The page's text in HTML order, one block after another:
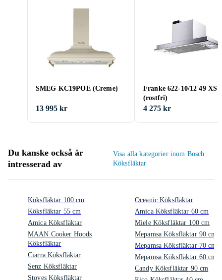
SMEG KC19POE (Creme)
13 995 kr
Franke 622-10/12 49 XS
(rostfri)
4 275 kr
Du kanske också är
intresserad av
Visa alla kategorier inom Bosch
Köksfläktar
Köksfläktar 100 cm
Köksfläktar 55 cm
Amica Köksfläktar
MAAN Cooker Hoods
Köksfläktar
Ciarra Köksfläktar
Senz Köksfläktar
Stoves Köksfläktar
Oceanic Köksfläktar
Amica Köksfläktar 60 cm
Miele Köksfläktar 100 cm
Mepamsa Köksfläktar 90 cm
Mepamsa Köksfläktar 70 cm
Mepamsa Köksfläktar 60 cm
Candy Köksfläktar 90 cm